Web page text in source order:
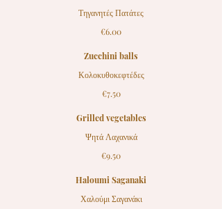
Τηγανητές Πατάτες
€6.00
Zucchini balls
Κολοκυθοκεφτέδες
€7.50
Grilled vegetables
Ψητά Λαχανικά
€9.50
Haloumi Saganaki
Χαλούμι Σαγανάκι